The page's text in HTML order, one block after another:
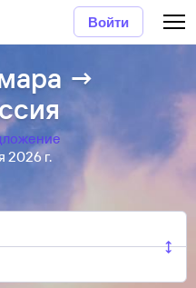
Войти
→
2026 г.